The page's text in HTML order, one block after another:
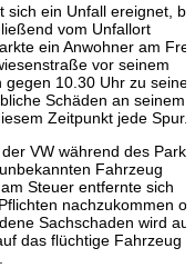
sich ein Unfall ereignet,
vom Unfallort
ein Anwohner am
vor seinem
gegen 10.30 Uhr zu
Schäden an seinem
Zeitpunkt jede Spur.
VW während des
Fahrzeug
Steuer entfernte sich
nachzukommen
Sachschaden wird auf
das flüchtige Fahrzeug